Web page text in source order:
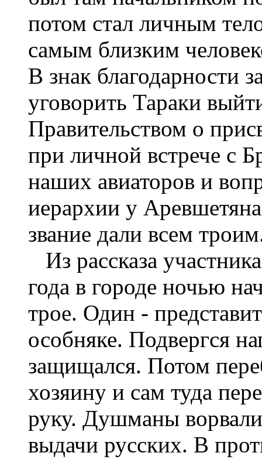
потом стал личным
самым близким
В знак благодарности
уговорить Тараки
Правительством о
при личной встрече с
наших авиаторов и
иерархии у
звание дали всем
Из рассказа
года в городе ночью
трое. Один -
особняке. Подвергся
защищался. Потом
хозяину и сам туда
руку. Душманы
выдачи русских. В